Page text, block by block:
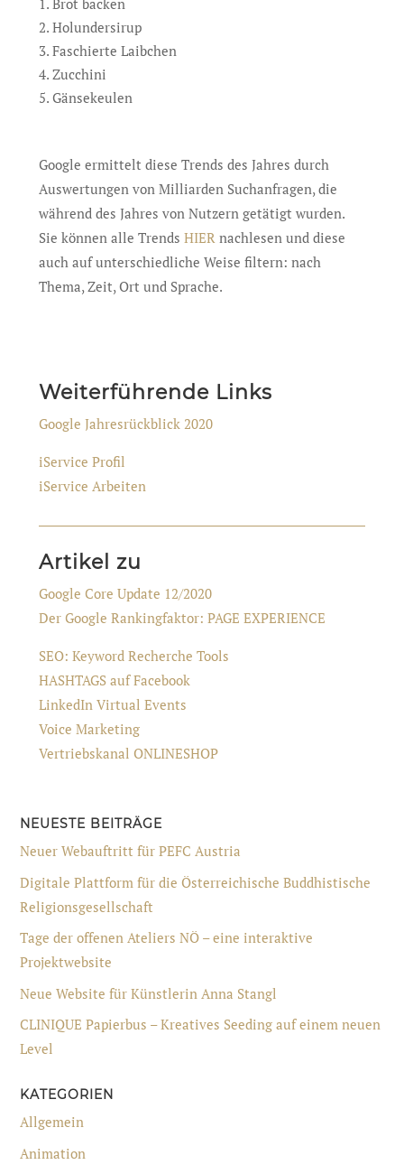
Brot backen
Holundersirup
Faschierte Laibchen
Zucchini
Gänsekeulen
Google ermittelt diese Trends des Jahres durch
Auswertungen von Milliarden Suchanfragen, die
während des Jahres von Nutzern getätigt wurden.
Sie können alle Trends HIERnachlesen und diese
auch auf unterschiedliche Weise filtern: nach
Thema, Zeit, Ort und Sprache.
Weiterführende Links
Google Jahresrückblick 2020
iService Profil
iService Arbeiten
Artikel zu
Google Core Update 12/2020
Der Google Rankingfaktor: PAGE EXPERIENCE
SEO: Keyword Recherche Tools
HASHTAGS auf Facebook
LinkedIn Virtual Events
Voice Marketing
Vertriebskanal ONLINESHOP
NEUESTE BEITRÄGE
Neuer Webauftritt für PEFC Austria
Digitale Plattform für die Österreichische Buddhistische
Religionsgesellschaft
Tage der offenen Ateliers NÖ – eine interaktive
Projektwebsite
Neue Website für Künstlerin Anna Stangl
CLINIQUE Papierbus – Kreatives Seeding auf einem neuen
Level
KATEGORIEN
Allgemein
Animation